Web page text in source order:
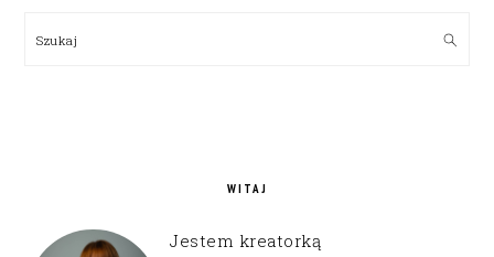
Szukaj
WITAJ
Jestem kreatorką